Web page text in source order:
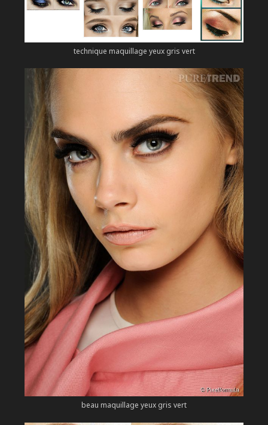
technique maquillage yeux gris vert
beau maquillage yeux gris vert